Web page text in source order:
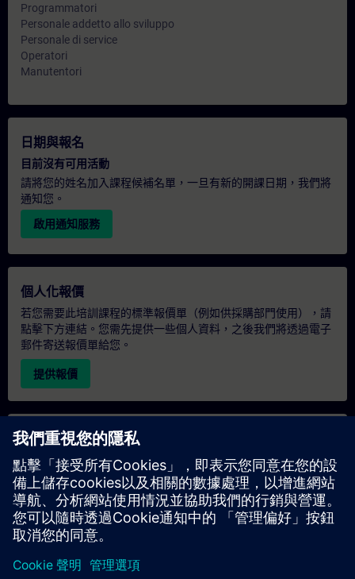
Programmatori
Personale addetto allo sviluppo
Personale di service
Operatori
Manutentori
日期與報名
目前沒有可用活動
請將您的姓名加入課程候補名單，一旦有新的開課日期，我們將
通知您。
啟用通知服務
個人化報價
若您需要此培訓課程的標準報價單（例如供採購部門使用），請
點擊下方連結。您需先提供一些個人資料，之後我們將透過電子
郵件寄送報價單給您。
提供報價
專屬培訓諮詢
若您需要針對專屬培訓課程（無論是現場、線上或於我們的
SITRAIN 培訓中心舉辦）索取報價，請填寫下方的諮詢表單。此
類請求適合較大規模的團體（6 人以上）。提供您的聯絡資料及
培訓需求後，我們將向您發送報價單。
索取專屬報價